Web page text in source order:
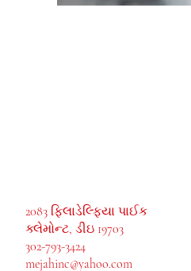
2083 ફિલાડેલ્ફિયા પાઈક
ક્લેમોન્ટ, ડીઇ 19703
302-793-3424
mejahinc@yahoo.com